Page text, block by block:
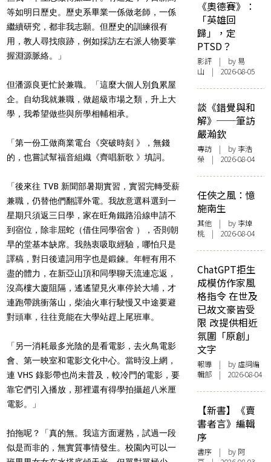
等如明日歷史。歷史系畢業一係做老師，一係
繼續研究，都非我志願。但歷史的訓練很有
用，教人尋找痕跡，例如採訪左右派人物要掌
握淵源脈絡。」
但潘源良更忙於兼職。「這麼大個人別負累屋
企。自幼我就兼職，做超級市場之類，升上大
學，我希望做些與所學相輔相承。
「第一份工做商業電台《突破時刻 》，無錢
的，也嘗試幫福音組織《齊唱新歌 》填詞。
「後來往 TVB 新聞部暑期實習，實習完轉受薪
兼職，仍替他們翻譯外電。我故意選科選到一
星期只須返三日學，家在旺角鐵路沿線申請不
到宿位，除非屈蛇（借住同學宿舍 ），否則朝
早的堂基本缺席。我熱衷吸取經驗，哪怕只是
譯稿，對日後遣詞用字也是鍛鍊。年輕有用不
盡的體力，在新亞山頂和同學聊天流連忘返，
沒高樓大廈阻隔，遙遙望見火車停於大埔，才
連跑帶跳衝落山，柴油火車行駛慢又中途要避
對頭車，往往竟能在大學站趕上尾班車。
「另一消耗最多光陰的是看電影，去火鳥電影
會、第一映室和電影文化中心。當時沒上網，
連 VHS 錄影帶也尚未普及，較冷門的電影，要
靠它們引入播放，那裡還有得學拍攝超八米厘
電影。」
拍拖呢？「真的無。我這方面遲熟，試過一段
似是而非的，無實質事情發生。校園內可以一
《奧德賽》：
「英雄回
歸」，定
PTSD？
影評 | by 易
山 | 2026-08-05
談《錯覺與和
解》──筆訪
嚴瀚欽
專訪 | by 李浩
榮 | 2026-08-04
任俠之風：憶
施南生
其他 | by 李焯
桃 | 2026-08-04
ChatGPT拒生
成模仿作家風
格指令 在世及
已故文豪皆受
限 改提供相近
氛圍「原創」
文字
報導 | by 虛詞編
輯部 | 2026-08-04
【新書】《賣
書者言》編輯
序
書序 | by 阿